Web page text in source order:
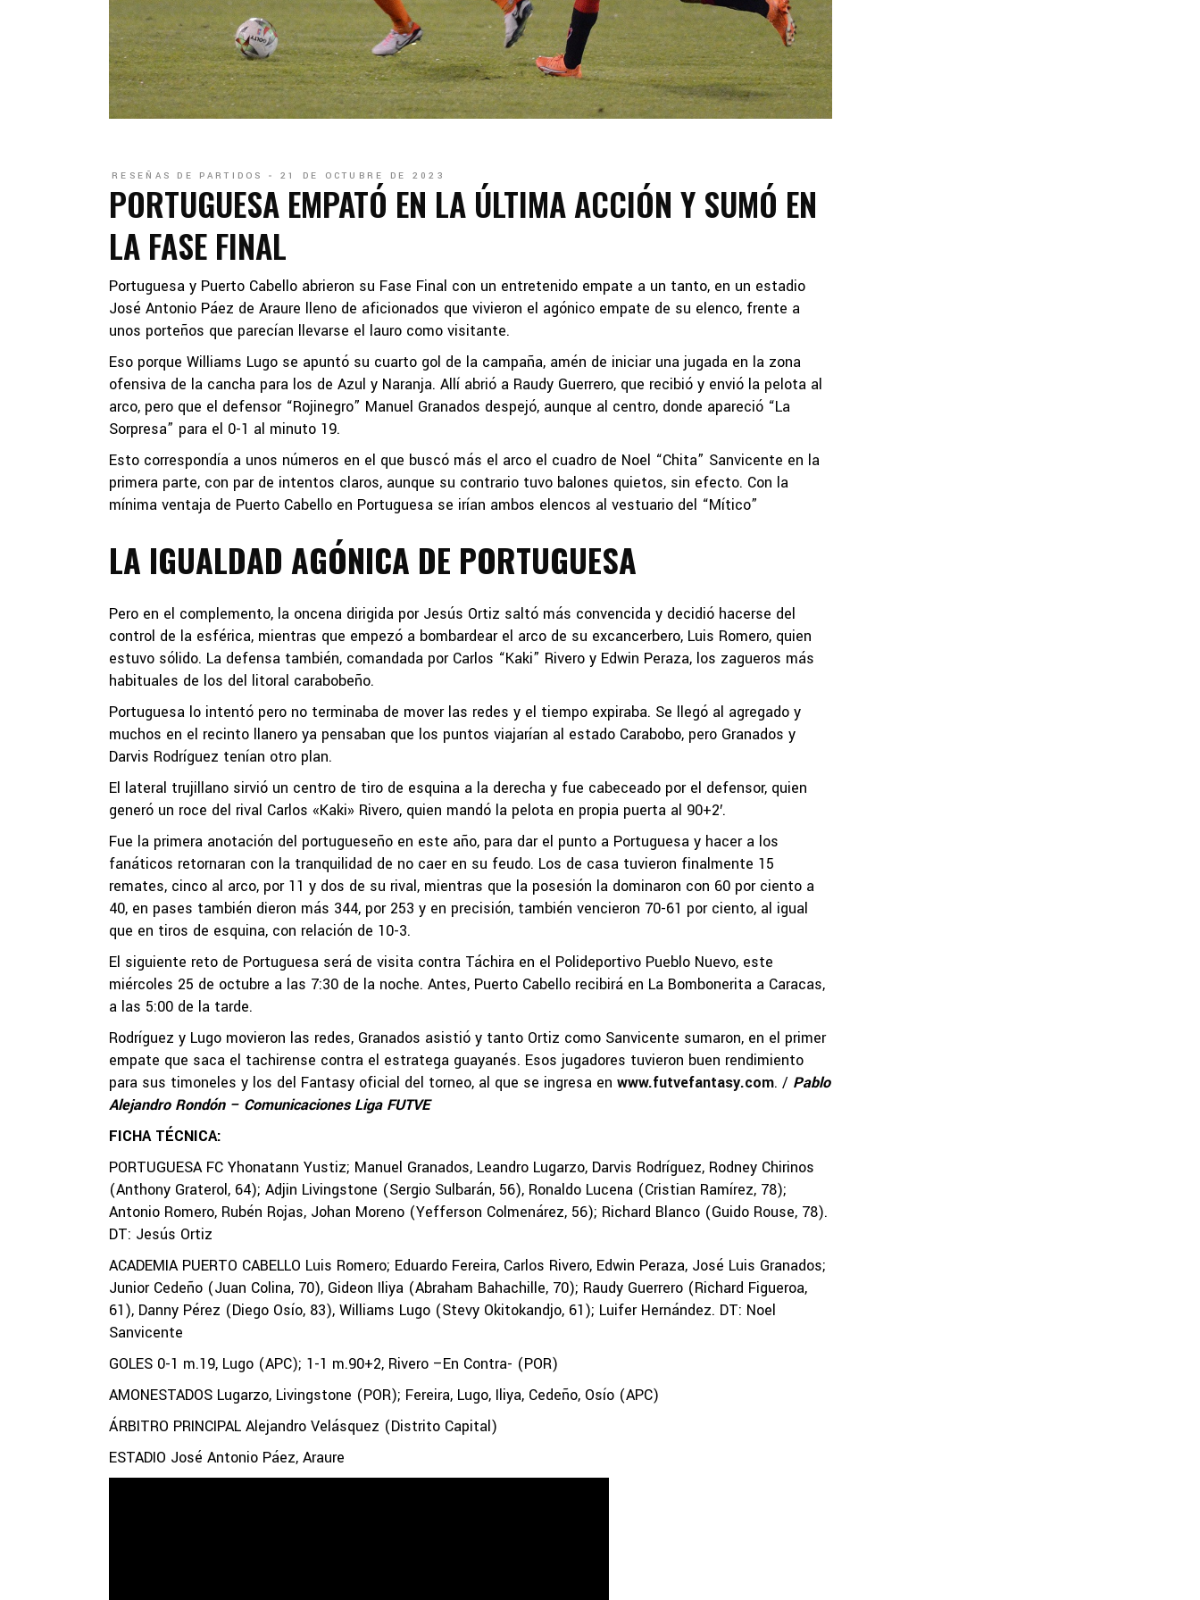
RESEÑAS DE PARTIDOS 21 DE OCTUBRE DE 2023
PORTUGUESA EMPATÓ EN LA ÚLTIMA ACCIÓN Y SUMÓ EN
LA FASE FINAL
Portuguesa y Puerto Cabello abrieron su Fase Final con un entretenido empate a un tanto, en un estadio
José Antonio Páez de Araure lleno de aficionados que vivieron el agónico empate de su elenco, frente a
unos porteños que parecían llevarse el lauro como visitante.
Eso porque Williams Lugo se apuntó su cuarto gol de la campaña, amén de iniciar una jugada en la zona
ofensiva de la cancha para los de Azul y Naranja. Allí abrió a Raudy Guerrero, que recibió y envió la pelota al
arco, pero que el defensor “Rojinegro” Manuel Granados despejó, aunque al centro, donde apareció “La
Sorpresa” para el 0-1 al minuto 19.
Esto correspondía a unos números en el que buscó más el arco el cuadro de Noel “Chita” Sanvicente en la
primera parte, con par de intentos claros, aunque su contrario tuvo balones quietos, sin efecto. Con la
mínima ventaja de Puerto Cabello en Portuguesa se irían ambos elencos al vestuario del “Mítico”
LA IGUALDAD AGÓNICA DE PORTUGUESA
Pero en el complemento, la oncena dirigida por Jesús Ortiz saltó más convencida y decidió hacerse del
control de la esférica, mientras que empezó a bombardear el arco de su excancerbero, Luis Romero, quien
estuvo sólido. La defensa también, comandada por Carlos “Kaki” Rivero y Edwin Peraza, los zagueros más
habituales de los del litoral carabobeño.
Portuguesa lo intentó pero no terminaba de mover las redes y el tiempo expiraba. Se llegó al agregado y
muchos en el recinto llanero ya pensaban que los puntos viajarían al estado Carabobo, pero Granados y
Darvis Rodríguez tenían otro plan.
El lateral trujillano sirvió un centro de tiro de esquina a la derecha y fue cabeceado por el defensor, quien
generó un roce del rival Carlos «Kaki» Rivero, quien mandó la pelota en propia puerta al 90+2′.
Fue la primera anotación del portugueseño en este año, para dar el punto a Portuguesa y hacer a los
fanáticos retornaran con la tranquilidad de no caer en su feudo. Los de casa tuvieron finalmente 15
remates, cinco al arco, por 11 y dos de su rival, mientras que la posesión la dominaron con 60 por ciento a
40, en pases también dieron más 344, por 253 y en precisión, también vencieron 70-61 por ciento, al igual
que en tiros de esquina, con relación de 10-3.
El siguiente reto de Portuguesa será de visita contra Táchira en el Polideportivo Pueblo Nuevo, este
miércoles 25 de octubre a las 7:30 de la noche. Antes, Puerto Cabello recibirá en La Bombonerita a Caracas,
a las 5:00 de la tarde.
Rodríguez y Lugo movieron las redes, Granados asistió y tanto Ortiz como Sanvicente sumaron, en el primer
empate que saca el tachirense contra el estratega guayanés. Esos jugadores tuvieron buen rendimiento
para sus timoneles y los del Fantasy oficial del torneo, al que se ingresa en www.futvefantasy.com. / Pablo
Alejandro Rondón – Comunicaciones Liga FUTVE
FICHA TÉCNICA:
PORTUGUESA FC Yhonatann Yustiz; Manuel Granados, Leandro Lugarzo, Darvis Rodríguez, Rodney Chirinos
(Anthony Graterol, 64); Adjin Livingstone (Sergio Sulbarán, 56), Ronaldo Lucena (Cristian Ramírez, 78);
Antonio Romero, Rubén Rojas, Johan Moreno (Yefferson Colmenárez, 56); Richard Blanco (Guido Rouse, 78).
DT: Jesús Ortiz
ACADEMIA PUERTO CABELLO Luis Romero; Eduardo Fereira, Carlos Rivero, Edwin Peraza, José Luis Granados;
Junior Cedeño (Juan Colina, 70), Gideon Iliya (Abraham Bahachille, 70); Raudy Guerrero (Richard Figueroa,
61), Danny Pérez (Diego Osío, 83), Williams Lugo (Stevy Okitokandjo, 61); Luifer Hernández. DT: Noel
Sanvicente
GOLES 0-1 m.19, Lugo (APC); 1-1 m.90+2, Rivero –En Contra- (POR)
AMONESTADOS Lugarzo, Livingstone (POR); Fereira, Lugo, Iliya, Cedeño, Osío (APC)
ÁRBITRO PRINCIPAL Alejandro Velásquez (Distrito Capital)
ESTADIO José Antonio Páez, Araure